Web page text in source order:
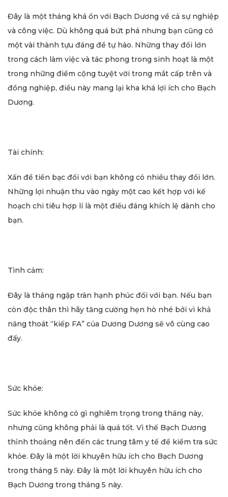
Đây là một tháng khá ổn với Bạch Dương về cả sự nghiệp
và công việc. Dù không quá bứt phá nhưng bạn cũng có
một vài thành tựu đáng để tự hào. Những thay đổi lớn
trong cách làm việc và tác phong trong sinh hoạt là một
trong những điểm cộng tuyệt vời trong mắt cấp trên và
đồng nghiệp, điều này mang lại kha khá lợi ích cho Bạch
Dương.
Tài chính:
Xấn đề tiền bạc đối với bạn không có nhiều thay đổi lớn.
Những lợi nhuận thu vào ngày một cao kết hợp với kế
hoạch chi tiêu hợp lí là một điều đáng khích lệ dành cho
bạn.
Tình cảm:
Đây là tháng ngập tràn hạnh phúc đối với bạn. Nếu bạn
còn độc thân thì hãy tăng cường hẹn hò nhé bởi vì khả
năng thoát “kiếp FA” của Dương Dương sẽ vô cùng cao
đấy.
Sức khỏe:
Sức khỏe không có gì nghiêm trọng trong tháng này,
nhưng cũng không phải là quá tốt. Vì thế Bạch Dương
thỉnh thoảng nên đến các trung tâm y tế để kiểm tra sức
khỏe. Đây là một lời khuyên hữu ích cho Bạch Dương
trong tháng 5 này. Đây là một lời khuyên hữu ích cho
Bạch Dương trong tháng 5 này.